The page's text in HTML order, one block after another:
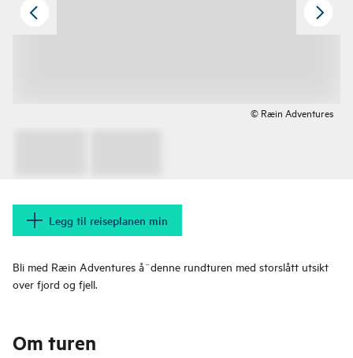
© Ræin Adventures
Legg til reiseplanen min
Bli med Ræin Adventures å¨denne rundturen med storslått utsikt
over fjord og fjell.
Om turen